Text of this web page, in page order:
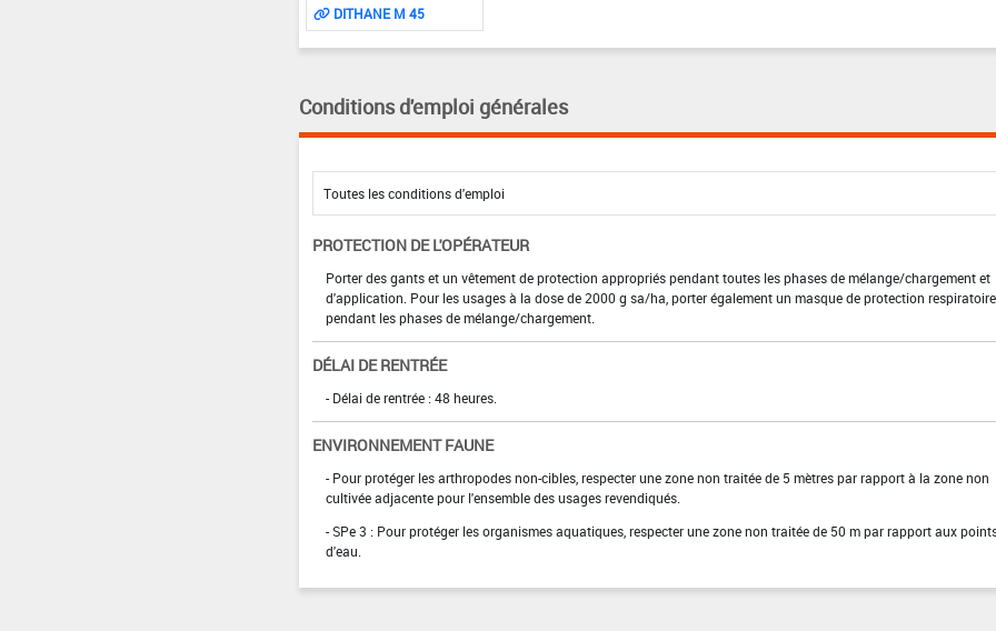
DITHANE M 45
Conditions d'emploi générales
PROTECTION DE L'OPÉRATEUR
Porter des gants et un vêtement de protection appropriés pendant toutes les phases de mélange/chargement et
d'application. Pour les usages à la dose de 2000 g sa/ha, porter également un masque de protection respiratoire
pendant les phases de mélange/chargement.
DÉLAI DE RENTRÉE
- Délai de rentrée : 48 heures.
ENVIRONNEMENT FAUNE
- Pour protéger les arthropodes non-cibles, respecter une zone non traitée de 5 mètres par rapport à la zone non
cultivée adjacente pour l'ensemble des usages revendiqués.
- SPe 3 : Pour protéger les organismes aquatiques, respecter une zone non traitée de 50 m par rapport aux
d'eau.